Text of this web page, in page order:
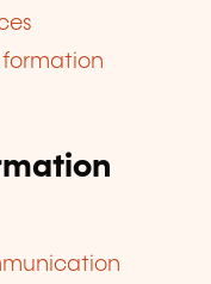
formation